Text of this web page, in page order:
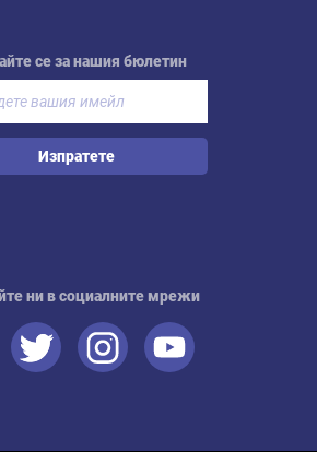
се за нашия бюлетин
Изпратете
ни в социалните мрежи